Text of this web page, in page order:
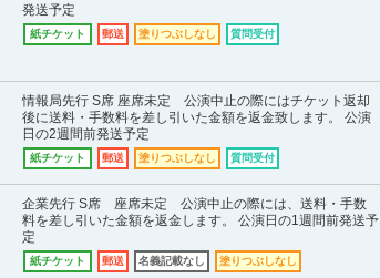
発送予定
紙チケット 郵送 塗りつぶしなし 質問受付
情報局先行 S席 座席未定 公演中止の際にはチケット返却
後に送料・手数料を差し引いた金額を返金致します。 公演
日の2週間前発送予定
紙チケット 郵送 塗りつぶしなし 質問受付
企業先行 S席 座席未定 公演中止の際には、送料・手数
料を差し引いた金額を返金します。 公演日の1週間前発送予
定
紙チケット 郵送 名義記載なし 塗りつぶしなし